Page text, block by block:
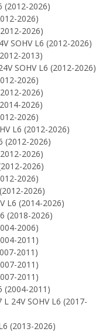
(2012-2026)
2026)
2026)
SOHV L6 (2012-2026)
2013)
SOHV L6 (2012-2026)
2026)
2026)
2026)
2026)
L6 (2012-2026)
(2012-2026)
2026)
2026)
2026)
2026)
L6 (2014-2026)
(2018-2026)
2006)
2011)
2011)
2011)
2011)
(2004-2011)
L 24V SOHV L6 (2017-
(2013-2026)